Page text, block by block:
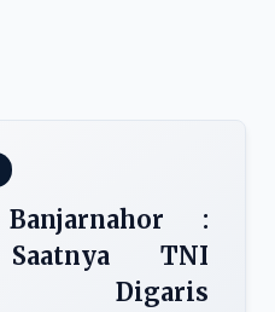
:
TNI
Digaris